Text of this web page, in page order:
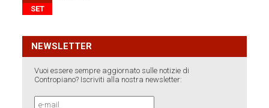
SET
NEWSLETTER
Vuoi essere sempre aggiornato sulle notizie di
Contropiano? Iscriviti alla nostra newsletter: